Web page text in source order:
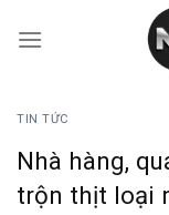
qua
TIN TỨC
Nhà hàng,
trộn thịt loại